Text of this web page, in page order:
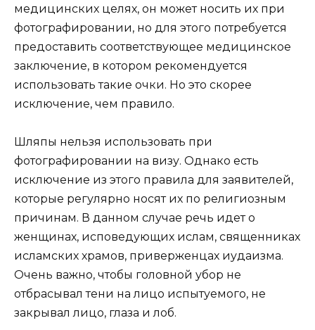
медицинских целях, он может носить их при
фотографировании, но для этого потребуется
предоставить соответствующее медицинское
заключение, в котором рекомендуется
использовать такие очки. Но это скорее
исключение, чем правило.
Шляпы нельзя использовать при
фотографировании на визу. Однако есть
исключение из этого правила для заявителей,
которые регулярно носят их по религиозным
причинам. В данном случае речь идет о
женщинах, исповедующих ислам, священниках
исламских храмов, приверженцах иудаизма.
Очень важно, чтобы головной убор не
отбрасывал тени на лицо испытуемого, не
закрывал лицо, глаза и лоб.